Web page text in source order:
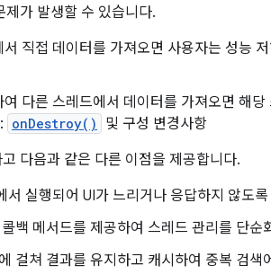
가 발생할 수 있습니다.
직접 데이터를 가져오면 사용자는 성능
여 다른 스레드에서 데이터를 가져오면 해
onDestroy()
및 구성 변경사항
다음과 같은 다른 이점을 제공합니다.
서 실행되어 UI가 느리거나 응답하지 않도
백 메서드를 제공하여 스레드 관리를 단순
걸쳐 결과를 유지하고 캐시하여 중복 검색